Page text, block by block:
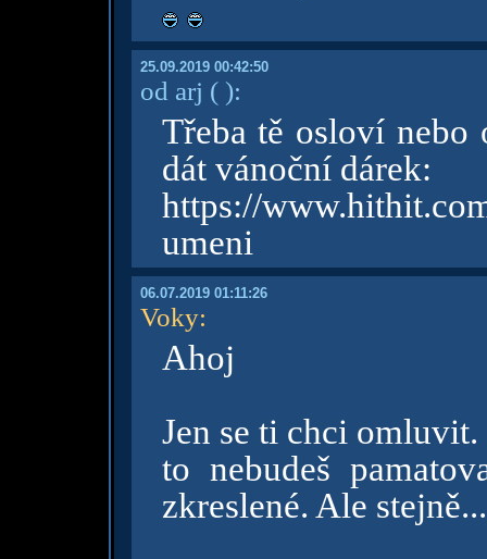
25.09.2019 00:42:50
od arj ( ):
Třeba tě osloví
dát vánoční dárek:
https://
umeni
06.07.2019 01:11:26
Voky:
Ahoj
Jen se ti chci
to nebudeš
zkreslené. Ale stejně...